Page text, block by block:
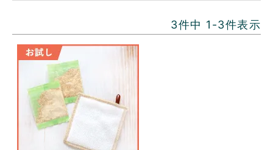
3件中 1 -3件表示